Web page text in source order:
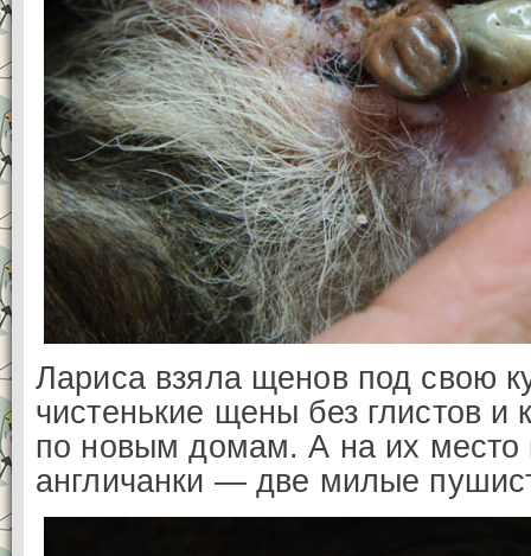
Лариса взяла щенов под свою
чистенькие щены без глистов и
по новым домам. А на их место
англичанки — две милые